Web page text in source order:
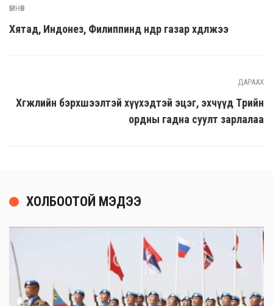
ӨМНӨХ
Хятад, Индонез, Филиппинд өнөөдөр газар хөдөлжээ
ДАРААХ
Хөгжлийн бэрхшээлтэй хүүхэдтэй эцэг, эхчүүд Төрийн
ордны гадна суулт зарлалаа
ХОЛБООТОЙ МЭДЭЭ